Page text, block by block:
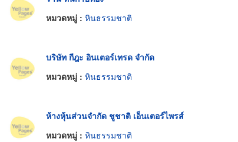
หมวดหมู่ : หินธรรมชาติ
บริษัท กีฎะ อินเตอร์เทรด จำกัด
หมวดหมู่ : หินธรรมชาติ
ห้างหุ้นส่วนจำกัด ชูชาติ เอ็นเตอร์ไพรส์
หมวดหมู่ : หินธรรมชาติ